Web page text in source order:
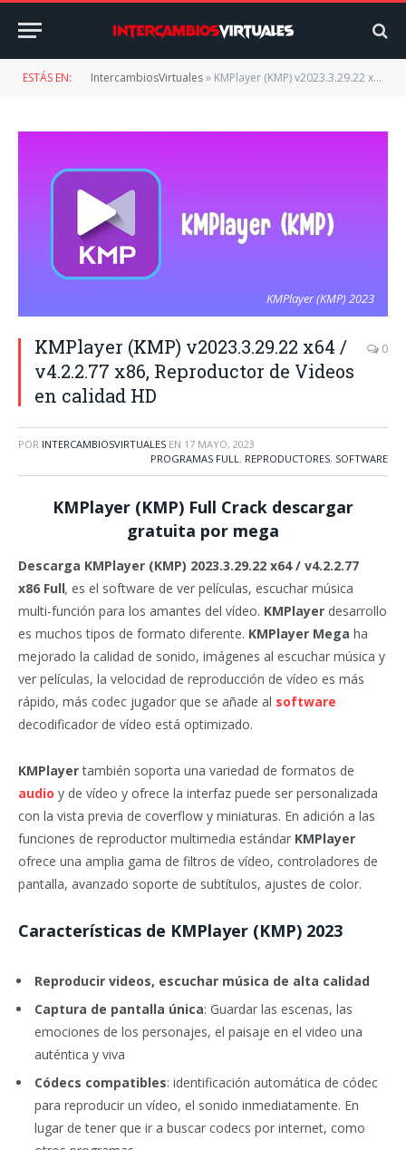
ESTÁS EN: IntercambiosVirtuales» KMPlayer (KMP) v2023.3.29.22 x64 / v4.2.2.77 x86, Reproductor de Videos en calidad HD
KMPlayer (KMP) 2023
KMPlayer (KMP) v2023.3.29.22 x64 /
v4.2.2.77 x86, Reproductor de Videos
en calidad HD
0
POR INTERCAMBIOSVIRTUALES EN 17 MAYO, 2023
PROGRAMAS FULL, REPRODUCTORES, SOFTWARE
KMPlayer (KMP) Full Crack descargar
gratuita por mega
Descarga KMPlayer (KMP) 2023.3.29.22 x64 / v4.2.2.77
x86 Full, es el software de ver películas, escuchar música
multi-función para los amantes del vídeo. KMPlayer desarrollo
es muchos tipos de formato diferente. KMPlayer Mega ha
mejorado la calidad de sonido, imágenes al escuchar música y
ver películas, la velocidad de reproducción de vídeo es más
rápido, más codec jugador que se añade al software
decodificador de vídeo está optimizado.
KMPlayertambién soporta una variedad de formatos de
audio y de vídeo y ofrece la interfaz puede ser personalizada
con la vista previa de coverflow y miniaturas. En adición a las
funciones de reproductor multimedia estándar KMPlayer
ofrece una amplia gama de filtros de vídeo, controladores de
pantalla, avanzado soporte de subtítulos, ajustes de color.
Características de KMPlayer (KMP) 2023
Reproducir videos, escuchar música de alta calidad
Captura de pantalla única: Guardar las escenas, las
emociones de los personajes, el paisaje en el video una
auténtica y viva
Códecs compatibles: identificación automática de códec
para reproducir un vídeo, el sonido inmediatamente. En
lugar de tener que ir a buscar codecs por internet, como